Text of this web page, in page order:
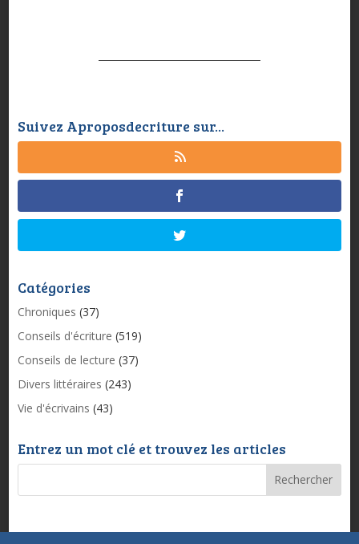
Suivez Aproposdecriture sur...
Catégories
Chroniques (37)
Conseils d'écriture (519)
Conseils de lecture (37)
Divers littéraires (243)
Vie d'écrivains (43)
Entrez un mot clé et trouvez les articles